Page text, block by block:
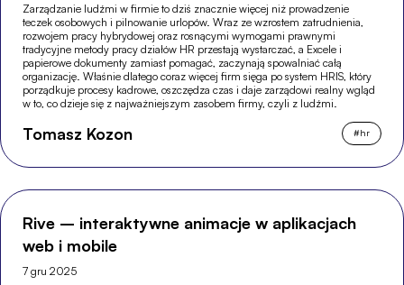
Zarządzanie ludźmi w firmie to dziś znacznie więcej niż prowadzenie
teczek osobowych i pilnowanie urlopów. Wraz ze wzrostem zatrudnienia,
rozwojem pracy hybrydowej oraz rosnącymi wymogami prawnymi
tradycyjne metody pracy działów HR przestają wystarczać, a Excele i
papierowe dokumenty zamiast pomagać, zaczynają spowalniać całą
organizację. Właśnie dlatego coraz więcej firm sięga po system HRIS, który
porządkuje procesy kadrowe, oszczędza czas i daje zarządowi realny wgląd
w to, co dzieje się z najważniejszym zasobem firmy, czyli z ludźmi.
Tomasz Kozon #hr
Rive – interaktywne animacje w aplikacjach
web i mobile
7 gru 2025